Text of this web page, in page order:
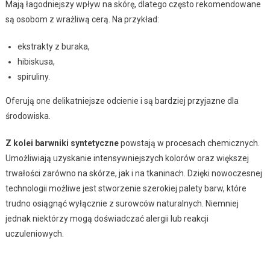
Mają łagodniejszy wpływ na skórę, dlatego często rekomendowane
są osobom z wrażliwą cerą. Na przykład:
ekstrakty z buraka,
hibiskusa,
spiruliny.
Oferują one delikatniejsze odcienie i są bardziej przyjazne dla
środowiska.
Z kolei barwniki syntetycznepowstają w procesach chemicznych.
Umożliwiają uzyskanie intensywniejszych kolorów oraz większej
trwałości zarówno na skórze, jak i na tkaninach. Dzięki nowoczesnej
technologii możliwe jest stworzenie szerokiej palety barw, które
trudno osiągnąć wyłącznie z surowców naturalnych. Niemniej
jednak niektórzy mogą doświadczać alergii lub reakcji
uczuleniowych.